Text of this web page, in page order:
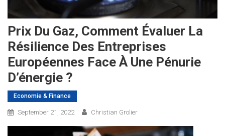
Prix Du Gaz, Comment Évaluer La
Résilience Des Entreprises
Européennes Face À Une Pénurie
D’énergie ?
Economie & Finance
September 21, 2022 Christian Grolier